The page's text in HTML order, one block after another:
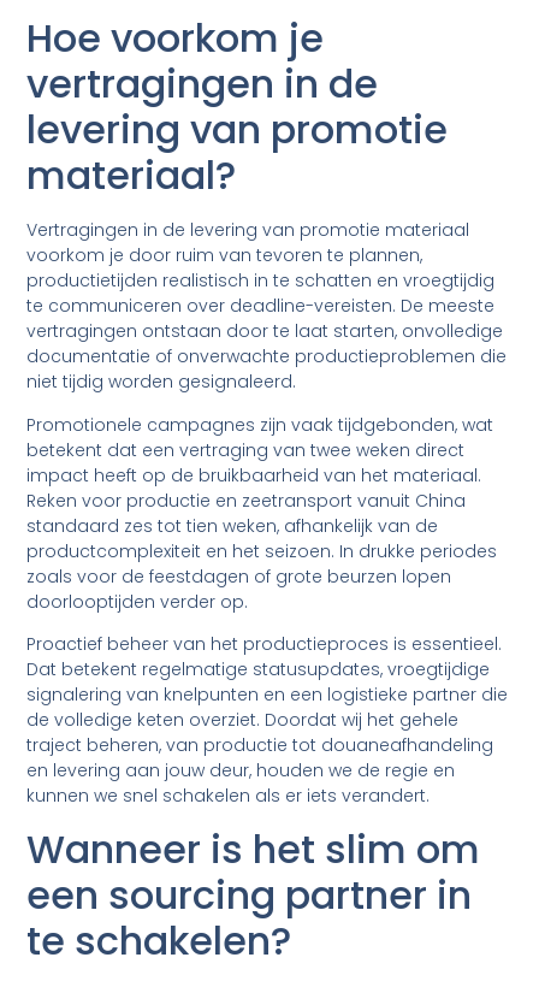
Hoe voorkom je
vertragingen in de
levering van promotie
materiaal?
Vertragingen in de levering van promotie materiaal
voorkom je door ruim van tevoren te plannen,
productietijden realistisch in te schatten en vroegtijdig
te communiceren over deadline-vereisten. De meeste
vertragingen ontstaan door te laat starten, onvolledige
documentatie of onverwachte productieproblemen die
niet tijdig worden gesignaleerd.
Promotionele campagnes zijn vaak tijdgebonden, wat
betekent dat een vertraging van twee weken direct
impact heeft op de bruikbaarheid van het materiaal.
Reken voor productie en zeetransport vanuit China
standaard zes tot tien weken, afhankelijk van de
productcomplexiteit en het seizoen. In drukke periodes
zoals voor de feestdagen of grote beurzen lopen
doorlooptijden verder op.
Proactief beheer van het productieproces is essentieel.
Dat betekent regelmatige statusupdates, vroegtijdige
signalering van knelpunten en een logistieke partner die
de volledige keten overziet. Doordat wij het gehele
traject beheren, van productie tot douaneafhandeling
en levering aan jouw deur, houden we de regie en
kunnen we snel schakelen als er iets verandert.
Wanneer is het slim om
een sourcing partner in
te schakelen?